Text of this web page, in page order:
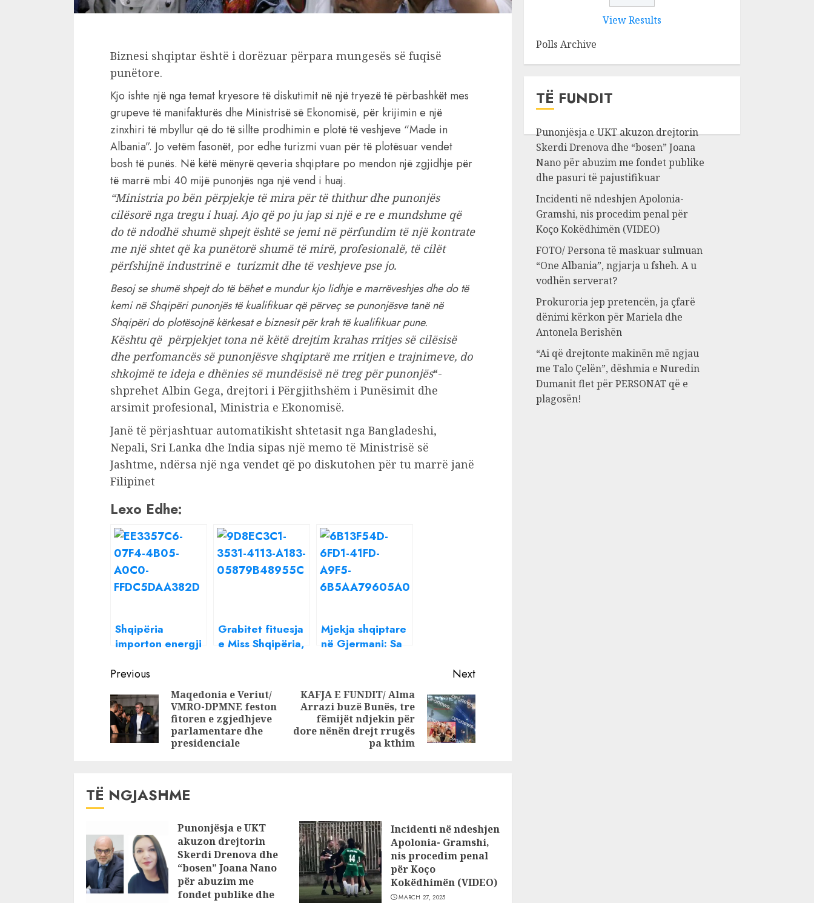
Biznesi shqiptar është i dorëzuar përpara mungesës së fuqisë
punëtore.
Kjo ishte një nga temat kryesore të diskutimit në një tryezë të përbashkët mes
grupeve të manifakturës dhe Ministrisë së Ekonomisë, për krijimin e një
zinxhiri të mbyllur që do të sillte prodhimin e plotë të veshjeve “Made in
Albania”. Jo vetëm fasonët, por edhe turizmi vuan për të plotësuar vendet
bosh të punës. Në këtë mënyrë qeveria shqiptare po mendon një zgjidhje për
të marrë mbi 40 mijë punonjës nga një vend i huaj.
“Ministria po bën përpjekje të mira për të thithur dhe punonjës
cilësorë nga tregu i huaj. Ajo që po ju jap si një e re e mundshme që
do të ndodhë shumë shpejt është se jemi në përfundim të një kontrate
me një shtet që ka punëtorë shumë të mirë, profesionalë, të cilët
përfshijnë industrinë e turizmit dhe të veshjeve pse jo.
Besoj se shumë shpejt do të bëhet e mundur kjo lidhje e marrëveshjes dhe do të
kemi në Shqipëri punonjës të kualifikuar që përveç se punonjësve tanë në
Shqipëri do plotësojnë kërkesat e biznesit për krah të kualifikuar pune.
Kështu që përpjekjet tona në këtë drejtim krahas rritjes së cilësisë
dhe perfomancës së punonjësve shqiptarë me rritjen e trajnimeve, do
shkojmë te ideja e dhënies së mundësisë në treg për punonjës“-
shprehet Albin Gega, drejtori i Përgjithshëm i Punësimit dhe
arsimit profesional, Ministria e Ekonomisë.
Janë të përjashtuar automatikisht shtetasit nga Bangladeshi,
Nepali, Sri Lanka dhe India sipas një memo të Ministrisë së
Jashtme, ndërsa një nga vendet që po diskutohen për tu marrë janë
Filipinet
Lexo Edhe:
Shqipëria
importon energji
përmbytet,
reagon Rama: E
bëmë që të mos
rrezikonim
rezervat, por
prurjet qenë në
Grabitet fituesja
e Miss Shqipëria,
mijë euro në
banesë
Mjekja shqiptare
në Gjermani: Sa
minimale, ja pse
u largova nga
Shqipëria
Continue
Reading
Previous
Previous
post:
Maqedonia e Veriut/
VMRO-DPMNE feston
fitoren e zgjedhjeve
parlamentare dhe
presidenciale
Next
Next
post:
KAFJA E FUNDIT/ Alma
Arrazi buzë Bunës, tre
fëmijët ndjekin për
dore nënën drejt rrugës
pa kthim
TË NGJASHME
Punonjësja e UKT
akuzon drejtorin
Skerdi Drenova dhe
“bosen” Joana Nano
për abuzim me
fondet publike dhe
Incidenti në ndeshjen
Apolonia- Gramshi,
nis procedim penal
për Koço
Kokëdhimën (VIDEO)
MARCH 27, 2025
View Results
Polls Archive
TË FUNDIT
Punonjësja e UKT akuzon drejtorin
Skerdi Drenova dhe “bosen” Joana
Nano për abuzim me fondet publike
dhe pasuri të pajustifikuar
Incidenti në ndeshjen Apolonia-
Gramshi, nis procedim penal për
Koço Kokëdhimën (VIDEO)
FOTO/ Persona të maskuar sulmuan
“One Albania”, ngjarja u fsheh. A u
vodhën serverat?
Prokuroria jep pretencën, ja çfarë
dënimi kërkon për Mariela dhe
Antonela Berishën
“Ai që drejtonte makinën më ngjau
me Talo Çelën”, dëshmia e Nuredin
Dumanit flet për PERSONAT që e
plagosën!